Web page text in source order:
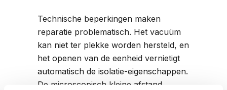
Technische beperkingen maken
reparatie problematisch. Het vacuüm
kan niet ter plekke worden hersteld, en
het openen van de eenheid vernietigt
automatisch de isolatie-eigenschappen.
De microscopisch kleine afstand